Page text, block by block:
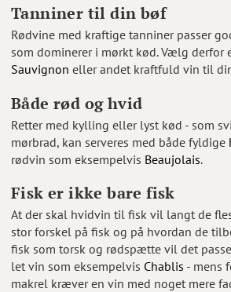
Tanniner til din bøf
Rødvine med kraftige tanniner passer
som dominerer i mørkt kød. Vælg derfor
Sauvignon eller andet kraftfuld vin til
Både rød og hvid
Retter med kylling eller lyst kød - som
mørbrad, kan serveres med både fyldige
rødvin som eksempelvis Beaujolais.
Fisk er ikke bare fisk
At der skal hvidvin til fisk vil langt de
stor forskel på fisk og på hvordan de
fisk som torsk og rødspætte vil det
let vin som eksempelvis Chablis - mens
makrel kræver en vin med noget mere